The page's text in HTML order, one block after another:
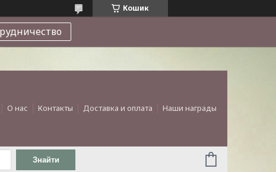
Кошик
О нас Контакты Доставка и оплата Наши награды
Знайти